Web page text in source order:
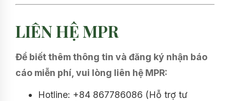
LIÊN HỆ MPR
Để biết thêm thông tin và đăng ký nhận báo
cáo miễn phí, vui lòng liên hệ MPR:
Hotline: +84 867786086 (Hỗ trợ tư